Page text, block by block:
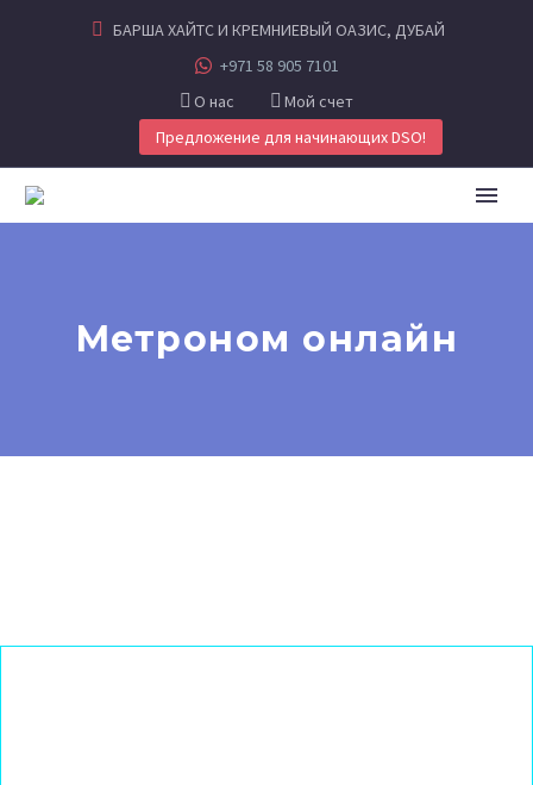
БАРША ХАЙТС И КРЕМНИЕВЫЙ ОАЗИС, ДУБАЙ
+971 58 905 7101
О нас
Мой счет
Предложение для начинающих DSO!
Метроном онлайн